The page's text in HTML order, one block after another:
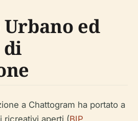
ed
di
a Chattogram ha portato a
ricreativi aperti (BIP